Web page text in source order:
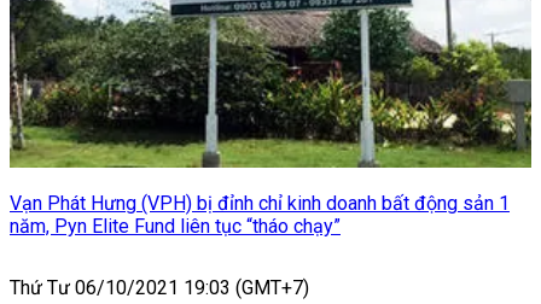
Vạn Phát Hưng (VPH) bị đỉnh chỉ kinh doanh bất động sản 1
năm, Pyn Elite Fund liên tục “tháo chạy”
Thứ Tư 06/10/2021 19:03 (GMT+7)